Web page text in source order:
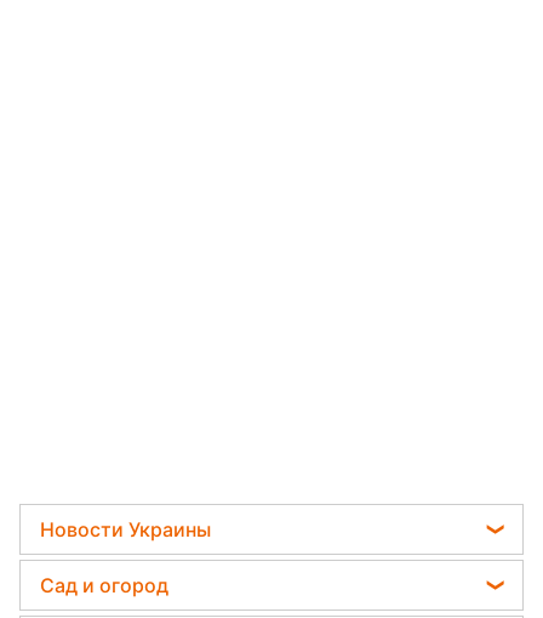
Новости Украины
Мобилизация
Сад и огород